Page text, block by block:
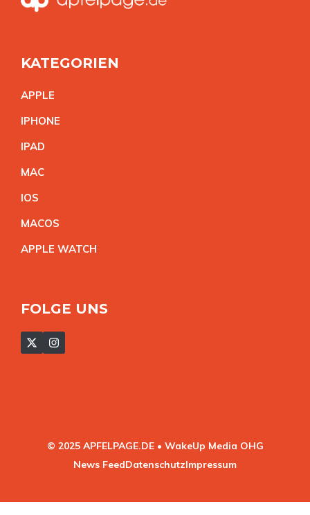
KATEGORIEN
APPLE
IPHONE
IPAD
MAC
IOS
MACOS
APPLE WATCH
FOLGE UNS
© 2025 APFELPAGE.DE • WakeUp Media OHG
News FeedDatenschutzImpressum